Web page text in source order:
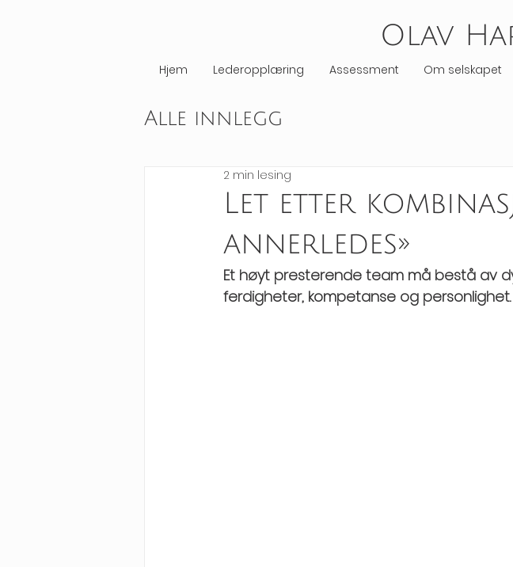
Olav
Hjem Lederopplæring Assessment Om selskapet
Alle innlegg
Let etter
annerledes»
2 min lesing
Et høyt presterende team må bestå av
ferdigheter, kompetanse og personlighet.